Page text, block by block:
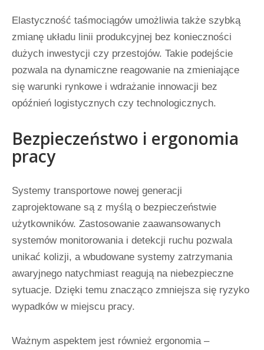
Elastyczność taśmociągów umożliwia także szybką
zmianę układu linii produkcyjnej bez konieczności
dużych inwestycji czy przestojów. Takie podejście
pozwala na dynamiczne reagowanie na zmieniające
się warunki rynkowe i wdrażanie innowacji bez
opóźnień logistycznych czy technologicznych.
Bezpieczeństwo i ergonomia
pracy
Systemy transportowe nowej generacji
zaprojektowane są z myślą o bezpieczeństwie
użytkowników. Zastosowanie zaawansowanych
systemów monitorowania i detekcji ruchu pozwala
unikać kolizji, a wbudowane systemy zatrzymania
awaryjnego natychmiast reagują na niebezpieczne
sytuacje. Dzięki temu znacząco zmniejsza się ryzyko
wypadków w miejscu pracy.
Ważnym aspektem jest również ergonomia –